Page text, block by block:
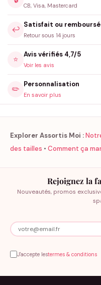
CB, Visa, Mastercard
↩️
Satisfait ou remboursé
Retour sous 14 jours
⭐
Avis vérifiés 4,7/5
Voir les avis
✏️
Personnalisation
En savoir plus
Explorer Assortis Moi :
des tailles • Comment ça
Rejoignez la
Nouveautés, promos
J'accepte lestermes & conditions